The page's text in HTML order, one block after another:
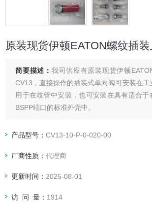
原装现货伊顿EATON螺纹插
简要描述： 我司供应有原装现货伊顿
CV13，直接操作的插装式单向阀可安装在
用于在歧管中安装，也可安装在具有适合于
BSPP端口的标准外壳中。
产品型号：CV13-10-P-0-020-00
厂商性质：代理商
更新时间： 2025-08-01
访 问 量： 1914